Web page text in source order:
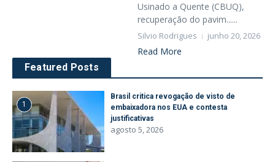
Usinado a Quente (CBUQ),
recuperação do pavim......
Silvio Rodrigues junho 20, 2026
Read More
Featured Posts
1
Brasil critica revogação de visto de
embaixadora nos EUA e contesta
justificativas
agosto 5, 2026